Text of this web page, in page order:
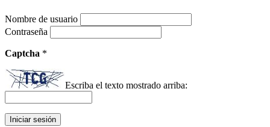
Nombre de usuario
Contraseña
Captcha *
Escriba el texto mostrado arriba: